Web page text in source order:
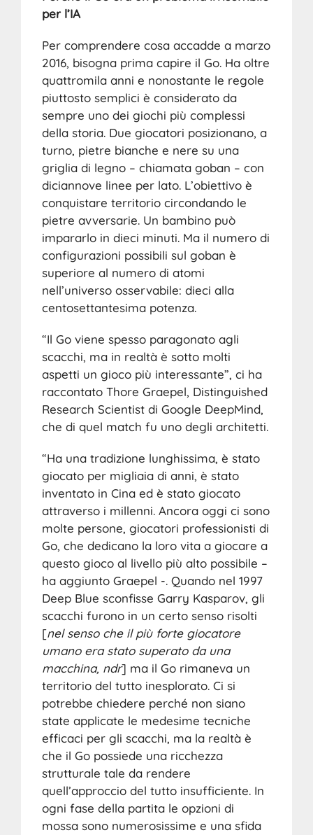
per l’IA
Per comprendere cosa accadde a marzo
2016, bisogna prima capire il Go. Ha oltre
quattromila anni e nonostante le regole
piuttosto semplici è considerato da
sempre uno dei giochi più complessi
della storia. Due giocatori posizionano, a
turno, pietre bianche e nere su una
griglia di legno – chiamata goban – con
diciannove linee per lato. L’obiettivo è
conquistare territorio circondando le
pietre avversarie. Un bambino può
impararlo in dieci minuti. Ma il numero di
configurazioni possibili sul goban è
superiore al numero di atomi
nell’universo osservabile: dieci alla
centosettantesima potenza.
“Il Go viene spesso paragonato agli
scacchi, ma in realtà è sotto molti
aspetti un gioco più interessante”, ci ha
raccontato Thore Graepel, Distinguished
Research Scientist di Google DeepMind,
che di quel match fu uno degli architetti.
“Ha una tradizione lunghissima, è stato
giocato per migliaia di anni, è stato
inventato in Cina ed è stato giocato
attraverso i millenni. Ancora oggi ci sono
molte persone, giocatori professionisti di
Go, che dedicano la loro vita a giocare a
questo gioco al livello più alto possibile –
ha aggiunto Graepel -. Quando nel 1997
Deep Blue sconfisse Garry Kasparov, gli
scacchi furono in un certo senso risolti
[nel senso che il più forte giocatore
umano era stato superato da una
macchina, ndr] ma il Go rimaneva un
territorio del tutto inesplorato. Ci si
potrebbe chiedere perché non siano
state applicate le medesime tecniche
efficaci per gli scacchi, ma la realtà è
che il Go possiede una ricchezza
strutturale tale da rendere
quell’approccio del tutto insufficiente. In
ogni fase della partita le opzioni di
mossa sono numerosissime e una sfida